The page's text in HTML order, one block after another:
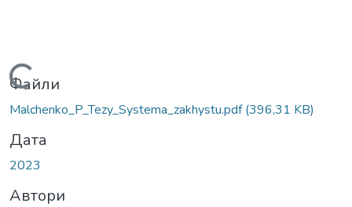
Вантажиться...
Файли
Malchenko_P_Tezy_Systema_zakhystu.pdf(396,31 KB)
Дата
2023
Автори